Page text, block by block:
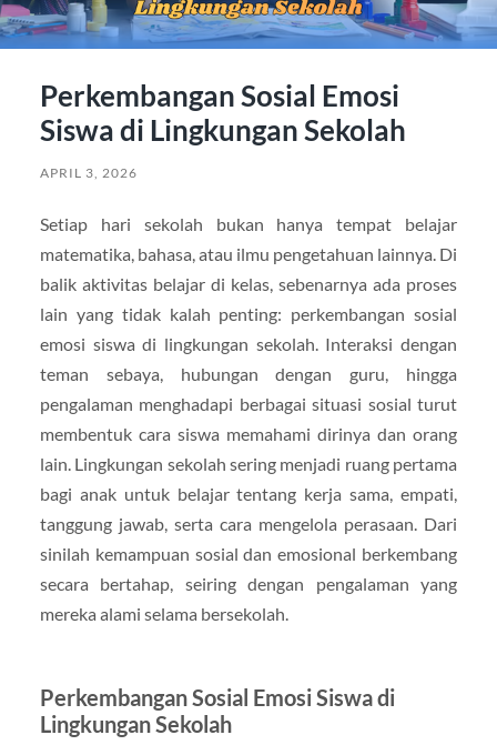
Perkembangan Sosial Emosi
Siswa di Lingkungan Sekolah
APRIL 3, 2026
Setiap hari sekolah bukan hanya tempat belajar
matematika, bahasa, atau ilmu pengetahuan lainnya. Di
balik aktivitas belajar di kelas, sebenarnya ada proses
lain yang tidak kalah penting: perkembangan sosial
emosi siswa di lingkungan sekolah. Interaksi dengan
teman sebaya, hubungan dengan guru, hingga
pengalaman menghadapi berbagai situasi sosial turut
membentuk cara siswa memahami dirinya dan orang
lain. Lingkungan sekolah sering menjadi ruang pertama
bagi anak untuk belajar tentang kerja sama, empati,
tanggung jawab, serta cara mengelola perasaan. Dari
sinilah kemampuan sosial dan emosional berkembang
secara bertahap, seiring dengan pengalaman yang
mereka alami selama bersekolah.
Perkembangan Sosial Emosi Siswa di
Lingkungan Sekolah